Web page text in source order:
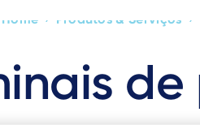
Home › Produtos & Serviços ›